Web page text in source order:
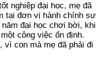
nghiệp đại học, mẹ đã
tại đơn vị hành chính sự
đại học chơi bời, khi
công việc ổn định.
vì con mà mẹ đã phải đi